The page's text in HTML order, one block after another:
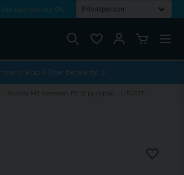
ger dig 5%
Köp 4 filter betala för 3!
Balboa M3 Kretskort PS (2 pumpar) - UTGÅTT